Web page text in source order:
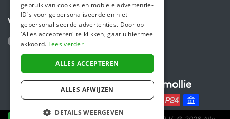
Volg ons
Secure payments powered by
gebruik van cookies en mobiele advertentie-
ID's voor gepersonaliseerde en niet-
gepersonaliseerde advertenties. Door op
'Alles accepteren' te klikken, gaat u hiermee
akkoord. Lees verder
ALLES ACCEPTEREN
ALLES AFWIJZEN
DETAILS WEERGEVEN